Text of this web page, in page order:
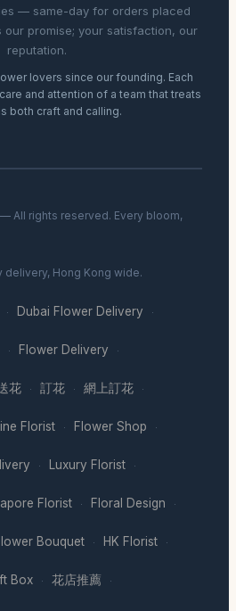
— same-day for orders placed
our promise; your satisfaction, our
reputation.
lovers since our founding. Each
and attention of a team that treats
both craft and calling.
All rights reserved. Every bloom,
Hong Kong wide.
· Dubai Flower Delivery ·
· Flower Delivery ·
花 · 訂花 · 網上訂花 ·
Florist · Flower Shop ·
· Luxury Florist ·
Florist · Floral Design ·
Bouquet · HK Florist ·
Box · 花店推薦 ·